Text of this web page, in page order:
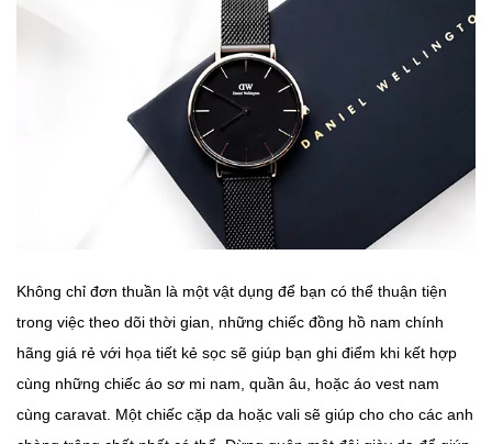
Không chỉ đơn thuần là một vật dụng để bạn có thể thuận tiện
trong việc theo dõi thời gian, những chiếc đồng hồ nam chính
hãng giá rẻ với họa tiết kẻ sọc sẽ giúp bạn ghi điểm khi kết hợp
cùng những chiếc áo sơ mi nam, quần âu, hoặc áo vest nam
cùng caravat. Một chiếc cặp da hoặc vali sẽ giúp cho cho các anh